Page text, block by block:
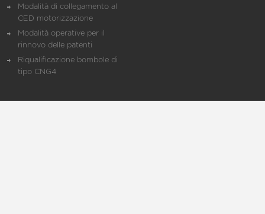
Modalità di collegamento al
CED motorizzazione
Modalità operative per il
rinnovo delle patenti
Riqualificazione bombole di
tipo CNG4